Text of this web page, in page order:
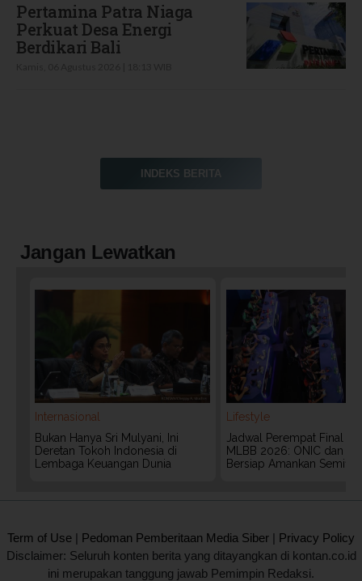
Pertamina Patra Niaga
Perkuat Desa Energi
Berdikari Bali
INDEKS BERITA
Jangan Lewatkan
Internasional
Bukan Hanya Sri Mulyani, Ini
Deretan Tokoh Indonesia di
Lembaga Keuangan Dunia
Lifestyle
Jadwal Perempat Final
MLBB 2026: ONIC dan
Bersiap Amankan
Term of Use | Pedoman Pemberitaan Media Siber | Privacy Policy
Disclaimer: Seluruh konten berita yang ditayangkan di kontan.co.id
ini merupakan tanggung jawab Pemimpin Redaksi.